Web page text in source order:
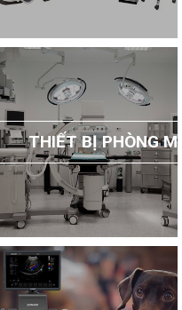
THIẾT BỊ PHÒNG